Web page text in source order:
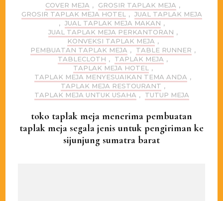
COVER MEJA , GROSIR TAPLAK MEJA ,
GROSIR TAPLAK MEJA HOTEL
, JUAL TAPLAK MEJA
, JUAL TAPLAK MEJA MAKAN ,
JUAL TAPLAK MEJA PERKANTORAN ,
KONVEKSI TAPLAK MEJA ,
PEMBUATAN TAPLAK MEJA , TABLE RUNNER ,
TABLECLOTH , TAPLAK MEJA ,
TAPLAK MEJA HOTEL
,
TAPLAK MEJA MENYESUAIKAN TEMA ANDA ,
TAPLAK MEJA RESTOURANT ,
TAPLAK MEJA UNTUK USAHA , TUTUP MEJA
toko taplak meja menerima pembuatan
taplak meja segala jenis untuk pengiriman ke
sijunjung sumatra barat